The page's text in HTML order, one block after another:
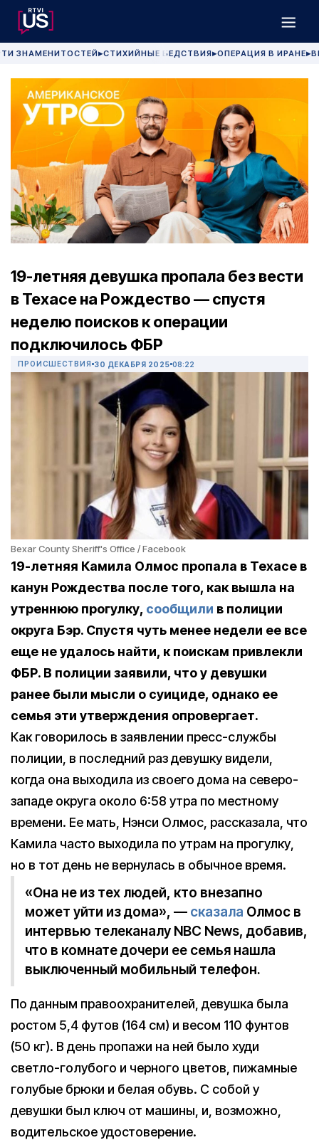
ЗНАМЕНИТОСТЕЙ▶СТИХИЙНЫЕ БЕДСТВИЯ▶ОПЕРАЦИЯ В ИРАНЕ▶
19-летняя девушка пропала без вести
в Техасе на Рождество — спустя
неделю поисков к операции
подключилось ФБР
ПРОИСШЕСТВИЯ 30 ДЕКАБРЯ 2025 08:22
Bexar County Sheriff's Office / Facebook
19-летняя Камила Олмос пропала в Техасе в
канун Рождества после того, как вышла на
утреннюю прогулку, сообщили в полиции
округа Бэр. Спустя чуть менее недели ее все
еще не удалось найти, к поискам привлекли
ФБР. В полиции заявили, что у девушки
ранее были мысли о суициде, однако ее
семья эти утверждения опровергает.
Как говорилось в заявлении пресс-службы
полиции, в последний раз девушку видели,
когда она выходила из своего дома на северо-
западе округа около 6:58 утра по местному
времени. Ее мать, Нэнси Олмос, рассказала, что
Камила часто выходила по утрам на прогулку,
но в тот день не вернулась в обычное время.
«Она не из тех людей, кто внезапно
может уйти из дома», — сказала Олмос в
интервью телеканалу NBC News, добавив,
что в комнате дочери ее семья нашла
выключенный мобильный телефон.
По данным правоохранителей, девушка была
ростом 5,4 футов (164 см) и весом 110 фунтов
(50 кг). В день пропажи на ней было худи
светло-голубого и черного цветов, пижамные
голубые брюки и белая обувь. С собой у
девушки был ключ от машины, и, возможно,
водительское удостоверение.